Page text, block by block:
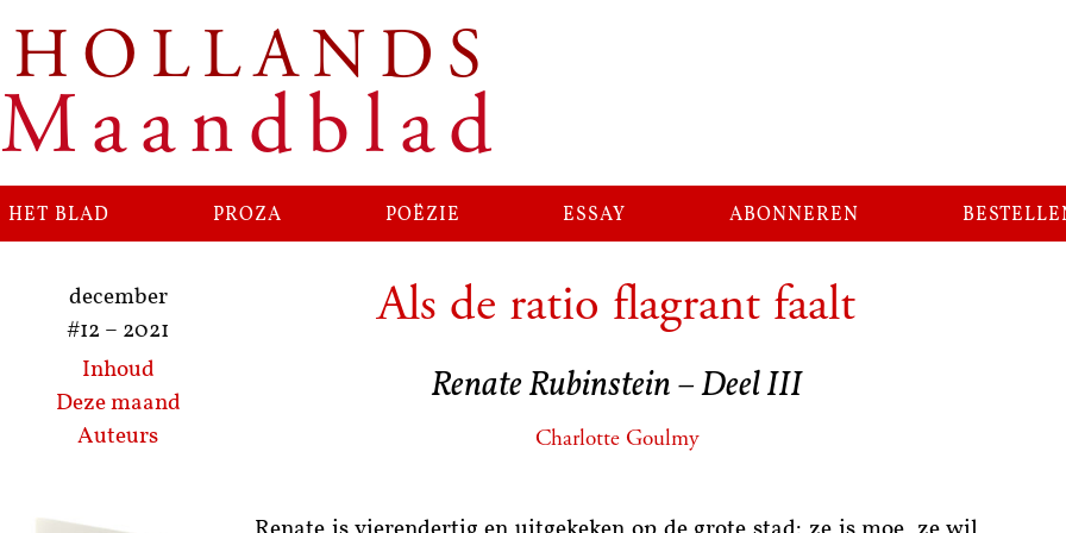
Ga
naar
de
inhoud
HOLLANDS
Maandblad
het blad proza poëzie essay abonneren
december
#12 – 2021
Inhoud
Deze maand
Auteurs
Als de ratio flagrant faalt
Renate Rubinstein – Deel III
Charlotte Goulmy